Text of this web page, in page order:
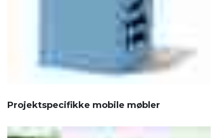
Projektspecifikke mobile møbler